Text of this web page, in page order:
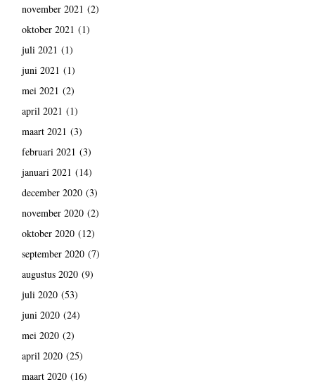
november 2021 (2)
oktober 2021 (1)
juli 2021 (1)
juni 2021 (1)
mei 2021 (2)
april 2021 (1)
maart 2021 (3)
februari 2021 (3)
januari 2021 (14)
december 2020(3)
november 2020(2)
oktober 2020(12)
september 2020(7)
augustus 2020(9)
juli 2020(53)
juni 2020(24)
mei 2020(2)
april 2020(25)
maart 2020(16)